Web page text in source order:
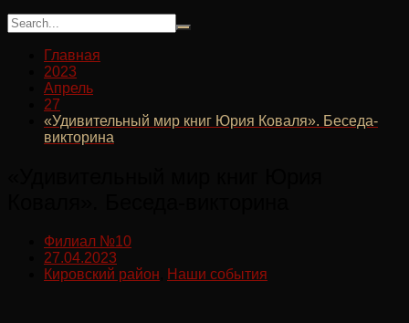
Главная
2023
Апрель
27
«Удивительный мир книг Юрия Коваля». Беседа-
викторина
Филиал №10
27.04.2023
Кировский район
Наши события